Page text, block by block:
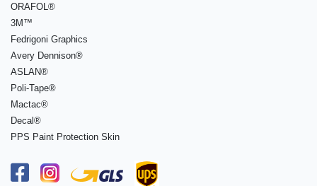
ORAFOL®
3M™
Fedrigoni Graphics
Avery Dennison®
ASLAN®
Poli-Tape®
Mactac®
Decal®
PPS Paint Protection Skin